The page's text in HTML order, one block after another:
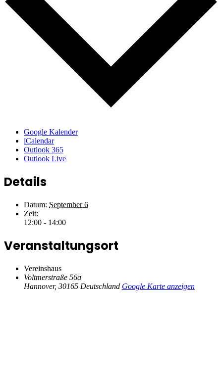
Google Kalender
iCalendar
Outlook 365
Outlook Live
Details
Datum: September 6
Zeit:
12:00 - 14:00
Veranstaltungsort
Vereinshaus
Voltmerstraße 56a
Hannover, 30165 Deutschland Google Karte anzeigen